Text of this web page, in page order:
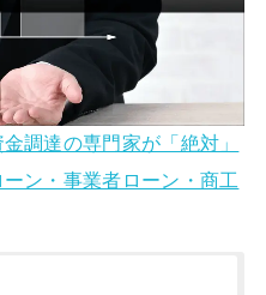
調達の専門家が「絶対」
ン・事業者ローン・商工